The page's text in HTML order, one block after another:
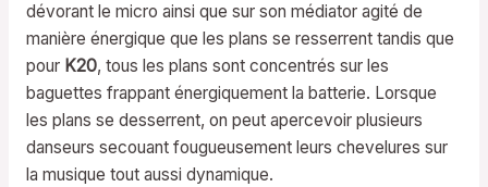
dévorant le micro ainsi que sur son médiator agité de
manière énergique que les plans se resserrent tandis que
pour K20, tous les plans sont concentrés sur les
baguettes frappant énergiquement la batterie. Lorsque
les plans se desserrent, on peut apercevoir plusieurs
danseurs secouant fougueusement leurs chevelures sur
la musique tout aussi dynamique.